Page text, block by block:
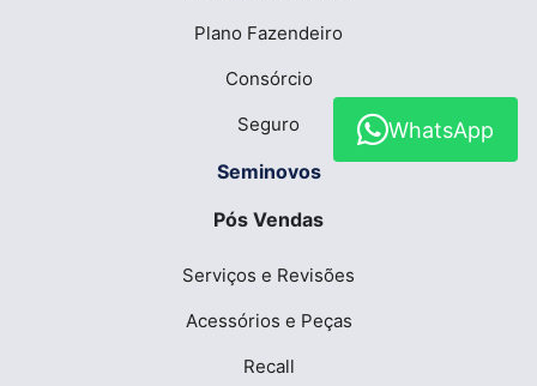
Plano Fazendeiro
Consórcio
Seguro
Seminovos
Pós Vendas
Serviços e Revisões
Acessórios e Peças
Recall
WhatsApp